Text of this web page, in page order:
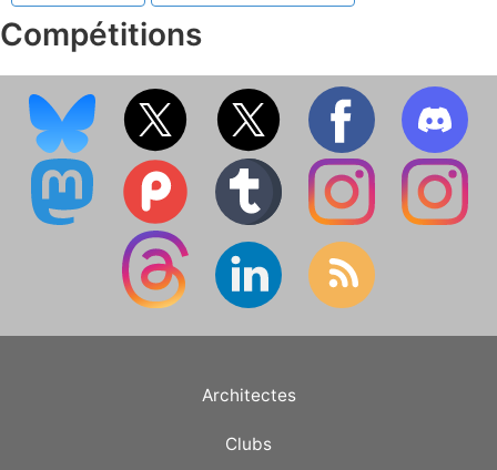
Compétitions
Architectes
Clubs